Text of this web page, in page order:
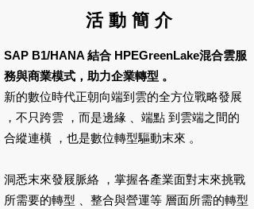
活 動 簡 介
SAP B1/HANA 結合 HPEGreenLake混合雲服
務與商業模式，助力企業轉型 。
新的數位時代正朝向端到雲的全方位戰略發展
，不只跨雲 ，而是邊緣 、端點 到雲端之間的
合縱連橫 ，也是數位轉型驅動末來 。
洞悉末來發屐脈絡 ，掌握各產業面對末來挑戰
所需要的轉型 、整合與營運等 層面所需的轉型